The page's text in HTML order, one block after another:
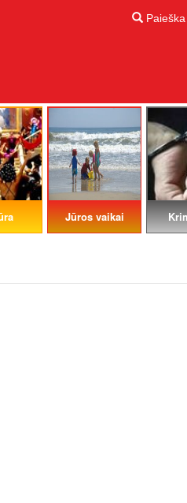
Paieška
Jūros vaikai